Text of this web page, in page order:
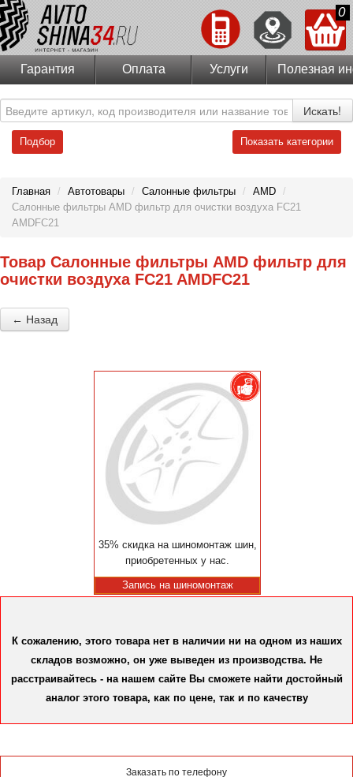
0
Гарантия Оплата Услуги Полезная
Искать!
Подбор Показать категории
Главная / Автотовары / Салонные фильтры / AMD /
Салонные фильтры AMD фильтр для очистки воздуха FC21
AMDFC21
Товар Салонные фильтры AMD фильтр для
очистки воздуха FC21 AMDFC21
← Назад
35% скидка на шиномонтаж шин,
приобретенных у нас.
Запись на шиномонтаж
К сожалению, этого товара нет в наличии ни на одном из наших
складов возможно, он уже выведен из производства. Не
расстраивайтесь - на нашем сайте Вы сможете найти достойный
аналог этого товара, как по цене, так и по качеству
Заказать по телефону